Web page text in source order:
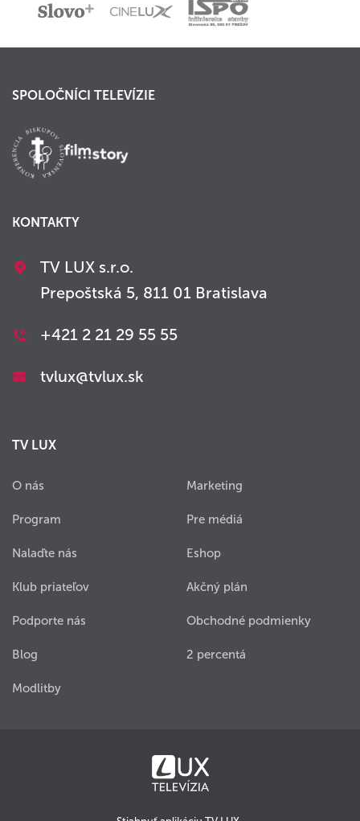
SPOLOČNÍCI TELEVÍZIE
KONTAKTY
TV LUX s.r.o.
Prepoštská 5, 811 01 Bratislava
+421 2 21 29 55 55
tvlux@tvlux.sk
TV LUX
O nás
Program
Nalaďte nás
Klub priateľov
Podporte nás
Blog
Modlitby
Marketing
Pre médiá
Eshop
Akčný plán
Obchodné podmienky
2 percentá